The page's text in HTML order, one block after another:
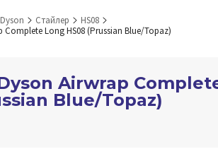
Dyson Стайлер
HS08
Long HS08 (Prussian Blue/Topaz)
Airwrap
Blue/Topaz)